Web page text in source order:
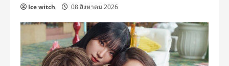
Ice witch 08 สิงหาคม 2026